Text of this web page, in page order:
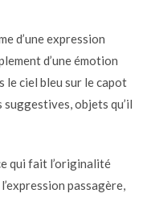
d’une expression
d’une émotion
le ciel bleu sur le capot
suggestives, objets qu’il
qui fait l’originalité
passagère,